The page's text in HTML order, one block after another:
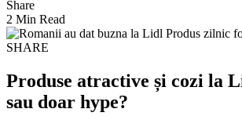
Share
2 Min Read
SHARE
Produse atractive și cozi la
sau doar hype?